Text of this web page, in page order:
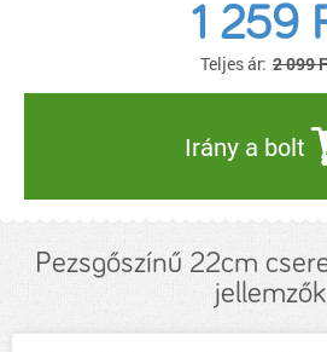
1 259
Teljes ár: 2 099
Irány a bolt
Pezsgőszínű 22cm
jellemzők